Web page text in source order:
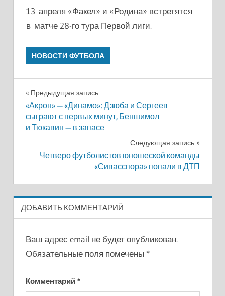
13 апреля «Факел» и «Родина» встретятся
в матче 28-го тура Первой лиги.
НОВОСТИ ФУТБОЛА
Навигация
по
записям
Предыдущая запись
«Акрон» — «Динамо»: Дзюба и Сергеев
сыграют с первых минут, Беншимол
и Тюкавин — в запасе
Следующая запись
Четверо футболистов юношеской команды
«Сивасспора» попали в ДТП
ДОБАВИТЬ КОММЕНТАРИЙ
Ваш адрес email не будет опубликован.
Обязательные поля помечены *
Комментарий *